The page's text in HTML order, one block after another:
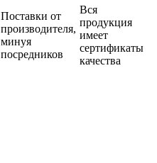
Поставки от
производителя,
минуя
посредников
Вся
продукция
имеет
сертификаты
качества